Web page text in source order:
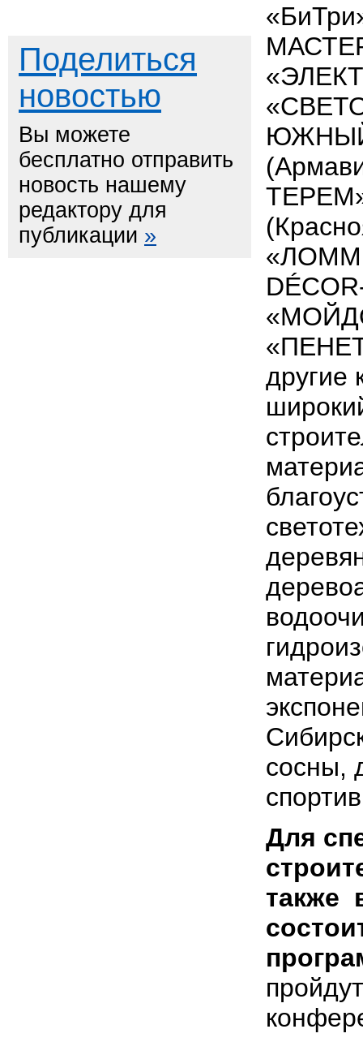
Поделиться
новостью
Вы можете
бесплатно отправить
новость нашему
редактору для
публикации »
другие
сосны,
Для
также